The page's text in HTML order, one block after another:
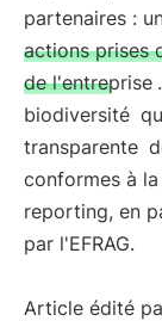
partenaires :
actions prises
de l'entreprise .
biodiversité
transparente
conformes à
reporting, en
par l'EFRAG.
Article édité